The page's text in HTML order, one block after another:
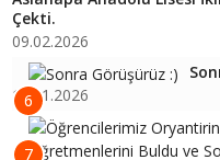
Çekti.
09.02.2026
6
16.01.2026
7